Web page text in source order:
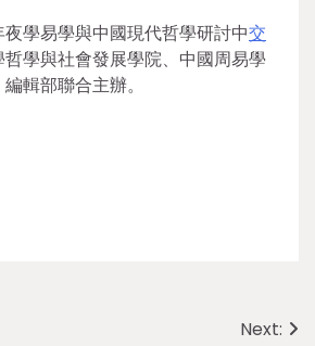
學易學與中國現代哲學研討中交
學與社會發展學院、中國周易學
輯部聯合主辦。
Next: